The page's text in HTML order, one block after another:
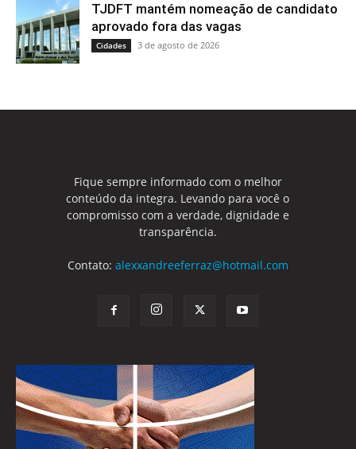
TJDFT mantém nomeação de candidato
aprovado fora das vagas
Cidades 3 de agosto de 2026
Fique sempre informado com o melhor
conteúdo da integra. Levando para você o
compromisso com a verdade, dignidade e
transparência.
Contato: alexxandreeferraz@hotmail.com